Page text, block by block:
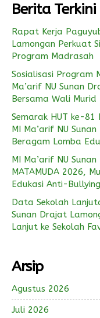
Berita Terkini
Rapat Kerja
Lamongan Perkuat
Program Madrasah
Sosialisasi Program
Ma’arif NU Sunan
Bersama Wali Murid
Semarak HUT ke-81
MI Ma’arif NU
Beragam Lomba
MI Ma’arif NU
MATAMUDA 2026,
Edukasi Anti-
Data Sekolah
Sunan Drajat
Lanjut ke Sekolah
Arsip
Agustus 2026
Juli 2026